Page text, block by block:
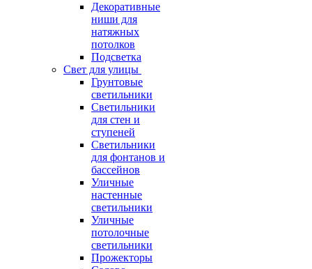
Декоративные
ниши для
натяжных
потолков
Подсветка
Свет для улицы
Грунтовые
светильники
Светильники
для стен и
ступеней
Светильники
для фонтанов и
бассейнов
Уличные
настенные
светильники
Уличные
потолочные
светильники
Прожекторы